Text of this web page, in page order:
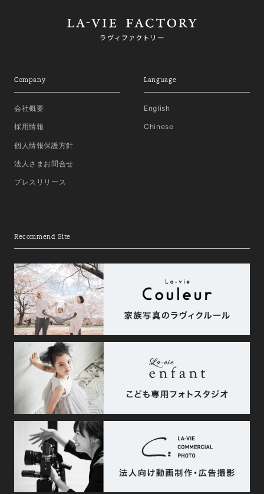
Company
会社概要
採用情報
個人情報保護方針
法人さまお問合せ
プレスリリース
Language
English
Chinese
Recommend Site